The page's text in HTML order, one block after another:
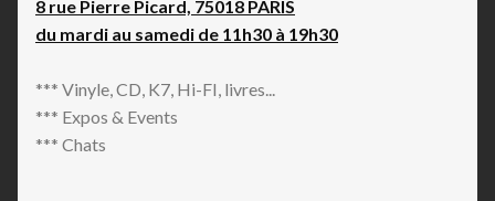
8 rue Pierre Picard, 75018 PARIS
du mardi au samedi de 11h30 à 19h30
*** Vinyle, CD, K7, Hi-FI, livres...
*** Expos & Events
*** Chats